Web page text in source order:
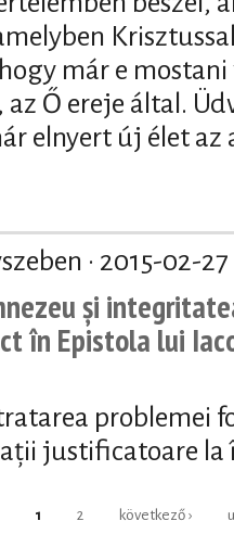
már e
Ő ereje által.
elnyert új élet az
· 2015-02-27
și
în Epistola lui
problemei
justificatoare
1 2 következő ›